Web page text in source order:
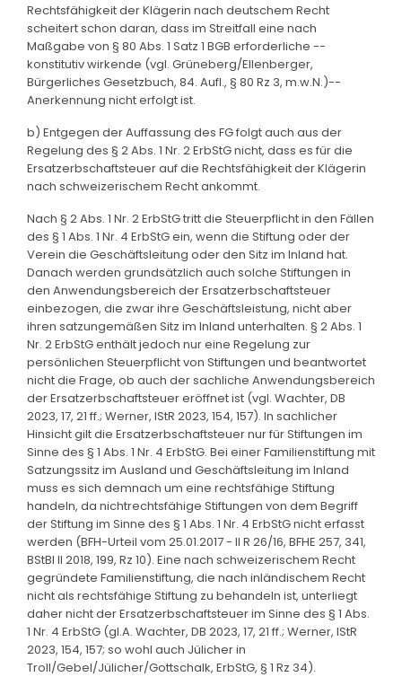
Rechtsfähigkeit der Klägerin nach deutschem Recht
scheitert schon daran, dass im Streitfall eine nach
Maßgabe von § 80 Abs. 1 Satz 1 BGB erforderliche --
konstitutiv wirkende (vgl. Grüneberg/Ellenberger,
Bürgerliches Gesetzbuch, 84. Aufl., § 80 Rz 3, m.w.N.)--
Anerkennung nicht erfolgt ist.
b) Entgegen der Auffassung des FG folgt auch aus der
Regelung des § 2 Abs. 1 Nr. 2 ErbStG nicht, dass es für die
Ersatzerbschaftsteuer auf die Rechtsfähigkeit der Klägerin
nach schweizerischem Recht ankommt.
Nach § 2 Abs. 1 Nr. 2 ErbStG tritt die Steuerpflicht in den Fällen
des § 1 Abs. 1 Nr. 4 ErbStG ein, wenn die Stiftung oder der
Verein die Geschäftsleitung oder den Sitz im Inland hat.
Danach werden grundsätzlich auch solche Stiftungen in
den Anwendungsbereich der Ersatzerbschaftsteuer
einbezogen, die zwar ihre Geschäftsleistung, nicht aber
ihren satzungemäßen Sitz im Inland unterhalten. § 2 Abs. 1
Nr. 2 ErbStG enthält jedoch nur eine Regelung zur
persönlichen Steuerpflicht von Stiftungen und beantwortet
nicht die Frage, ob auch der sachliche Anwendungsbereich
der Ersatzerbschaftsteuer eröffnet ist (vgl. Wachter, DB
2023, 17, 21 ff.; Werner, IStR 2023, 154, 157). In sachlicher
Hinsicht gilt die Ersatzerbschaftsteuer nur für Stiftungen im
Sinne des § 1 Abs. 1 Nr. 4 ErbStG. Bei einer Familienstiftung mit
Satzungssitz im Ausland und Geschäftsleitung im Inland
muss es sich demnach um eine rechtsfähige Stiftung
handeln, da nichtrechtsfähige Stiftungen von dem Begriff
der Stiftung im Sinne des § 1 Abs. 1 Nr. 4 ErbStG nicht erfasst
werden (BFH-Urteil vom 25.01.2017 - II R 26/16, BFHE 257, 341,
BStBl II 2018, 199, Rz 10). Eine nach schweizerischem Recht
gegründete Familienstiftung, die nach inländischem Recht
nicht als rechtsfähige Stiftung zu behandeln ist, unterliegt
daher nicht der Ersatzerbschaftsteuer im Sinne des § 1 Abs.
1 Nr. 4 ErbStG (gl.A. Wachter, DB 2023, 17, 21 ff.; Werner, IStR
2023, 154, 157; so wohl auch Jülicher in
Troll/Gebel/Jülicher/Gottschalk, ErbStG, § 1 Rz 34).